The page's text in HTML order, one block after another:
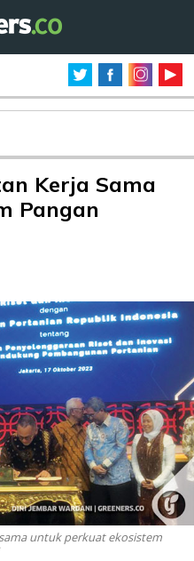
Kerja Sama
Pangan
untuk perkuat ekosistem